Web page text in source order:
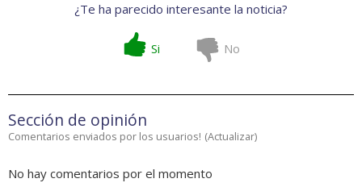
¿Te ha parecido interesante la noticia?
Si No
Sección de opinión
Comentarios enviados por los usuarios! (Actualizar)
No hay comentarios por el momento